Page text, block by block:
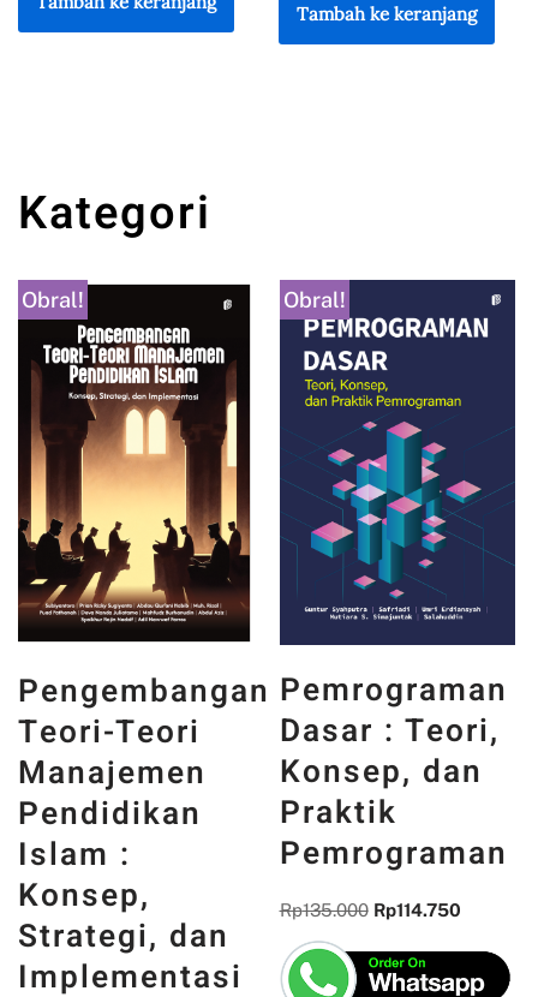
Tambah ke keranjang
Kategori
Obral!
Pemrograman
Dasar : Teori,
Konsep, dan
Praktik
Pemrograman
Rp 135.000 Rp114.750
Obral!
PANCASILA
DAN WAJAH
INDONESIA :
MEMORI,
PENGALAMAN,
DAN
REFLEKSI
KEBANGSAAN